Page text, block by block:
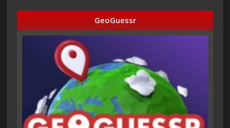
GeoGuessr